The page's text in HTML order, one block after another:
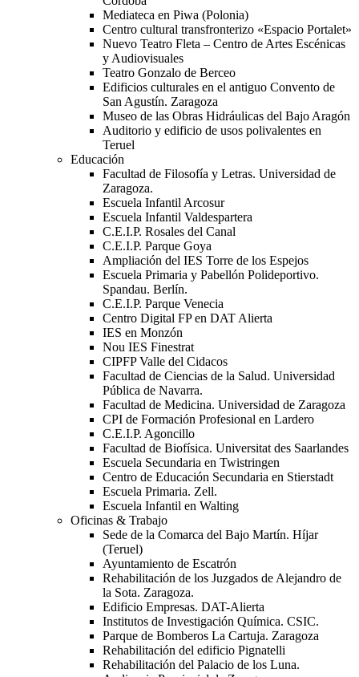
Mediateca en Piwa (Polonia)
Centro cultural transfronterizo «Espacio Portalet»
Nuevo Teatro Fleta – Centro de Artes Escénicas
y Audiovisuales
Teatro Gonzalo de Berceo
Edificios culturales en el antiguo Convento de
San Agustín. Zaragoza
Museo de las Obras Hidráulicas del Bajo Aragón
Auditorio y edificio de usos polivalentes en
Teruel
Educación
Facultad de Filosofía y Letras. Universidad de
Zaragoza.
Escuela Infantil Arcosur
Escuela Infantil Valdespartera
C.E.I.P. Rosales del Canal
C.E.I.P. Parque Goya
Ampliación del IES Torre de los Espejos
Escuela Primaria y Pabellón Polideportivo.
Spandau. Berlín.
C.E.I.P. Parque Venecia
Centro Digital FP en DAT Alierta
IES en Monzón
Nou IES Finestrat
CIPFP Valle del Cidacos
Facultad de Ciencias de la Salud. Universidad
Pública de Navarra.
Facultad de Medicina. Universidad de Zaragoza
CPI de Formación Profesional en Lardero
C.E.I.P. Agoncillo
Facultad de Biofísica. Universitat des Saarlandes
Escuela Secundaria en Twistringen
Centro de Educación Secundaria en Stierstadt
Escuela Primaria. Zell.
Escuela Infantil en Walting
Oficinas & Trabajo
Sede de la Comarca del Bajo Martín. Híjar
(Teruel)
Ayuntamiento de Escatrón
Rehabilitación de los Juzgados de Alejandro de
la Sota. Zaragoza.
Edificio Empresas. DAT-Alierta
Institutos de Investigación Química. CSIC.
Parque de Bomberos La Cartuja. Zaragoza
Rehabilitación del edificio Pignatelli
Rehabilitación del Palacio de los Luna.